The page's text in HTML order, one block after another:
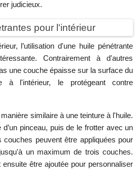
judicieux.
pour l'intérieur
l’utilisation d'une huile pénétrante
Contrairement à d'autres
une couche épaisse sur la surface du
à l'intérieur, le protégeant contre
similaire à une teinture à l'huile.
d’un pinceau, puis de le frotter avec un
couches peuvent être appliquées pour
un maximum de trois couches.
être ajoutée pour personnaliser